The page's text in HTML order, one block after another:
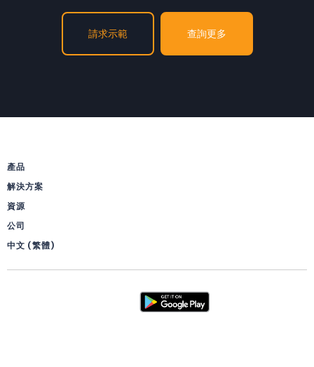
請求示範 查詢更多
產品
解決方案
資源
公司
中文 (繁體)